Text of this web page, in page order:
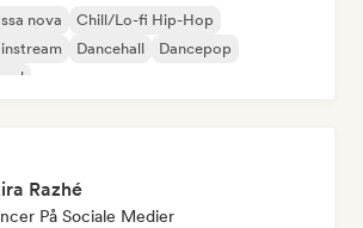
nova
Chill/Lo-fi Hip-Hop
Dancehall
Dancepop
Razhé
På Sociale Medier